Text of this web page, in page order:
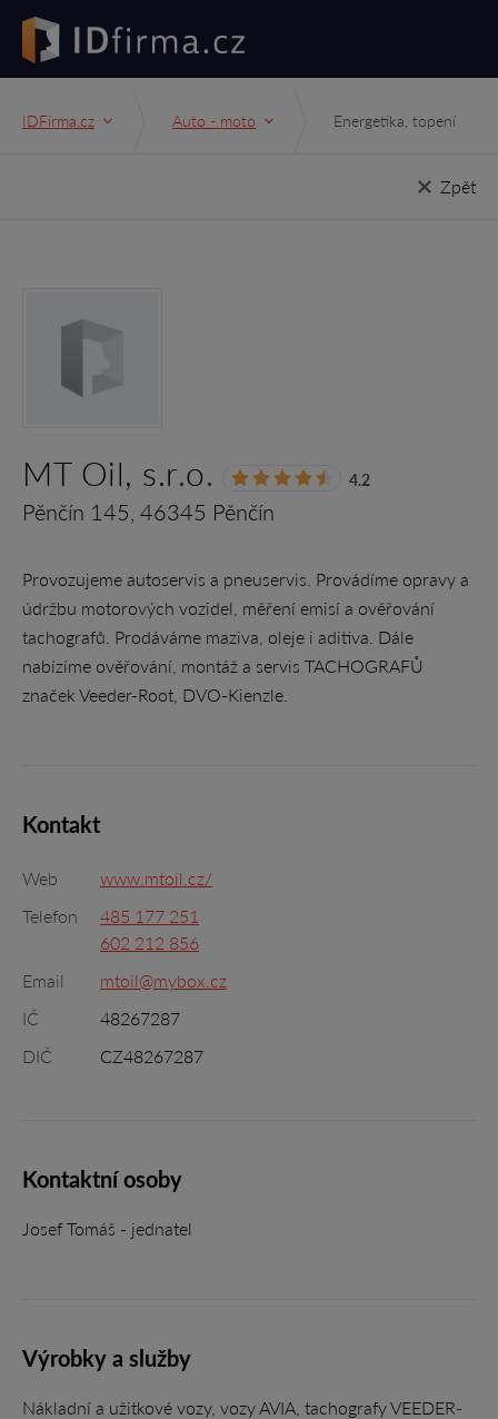
IDFirma.cz Auto - moto Energetika, topení
Zpět
MT Oil, s.r.o. 4.2
Pěnčín 145, 46345 Pěnčín
Provozujeme autoservis a pneuservis. Provádíme opravy a
údržbu motorových vozidel, měření emisí a ověřování
tachografů. Prodáváme maziva, oleje i aditiva. Dále
nabízíme ověřování, montáž a servis TACHOGRAFŮ
značek Veeder-Root, DVO-Kienzle.
Kontakt
Web
www.mtoil.cz/
Telefon
485 177 251
602 212 856
Email
mtoil@mybox.cz
IČ
48267287
DIČ
CZ48267287
Kontaktní osoby
Josef Tomáš - jednatel
Výrobky a služby
Nákladní a užitkové vozy, vozy AVIA, tachografy VEEDER-